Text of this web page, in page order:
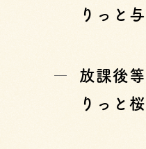
りっと
放課後
りっと